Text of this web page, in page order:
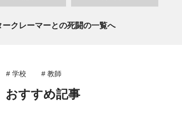
ークレーマーとの死闘の一覧へ
# 学校 # 教師
おすすめ記事